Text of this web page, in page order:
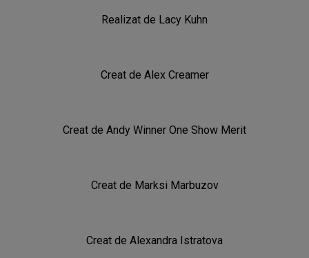
Realizat de Lacy Kuhn
Creat de Alex Creamer
Creat de Andy Winner One Show Merit
Creat de Marksi Marbuzov
Creat de Alexandra Istratova